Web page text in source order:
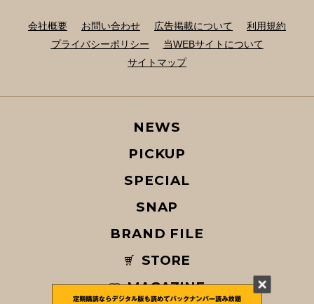
会社概要 お問い合わせ 広告掲載について
利用規約
プライバシーポリシー
当WEBサイトについて
サイトマップ
NEWS
PICKUP
SPECIAL
SNAP
BRAND FILE
STORE
MAGAZINE